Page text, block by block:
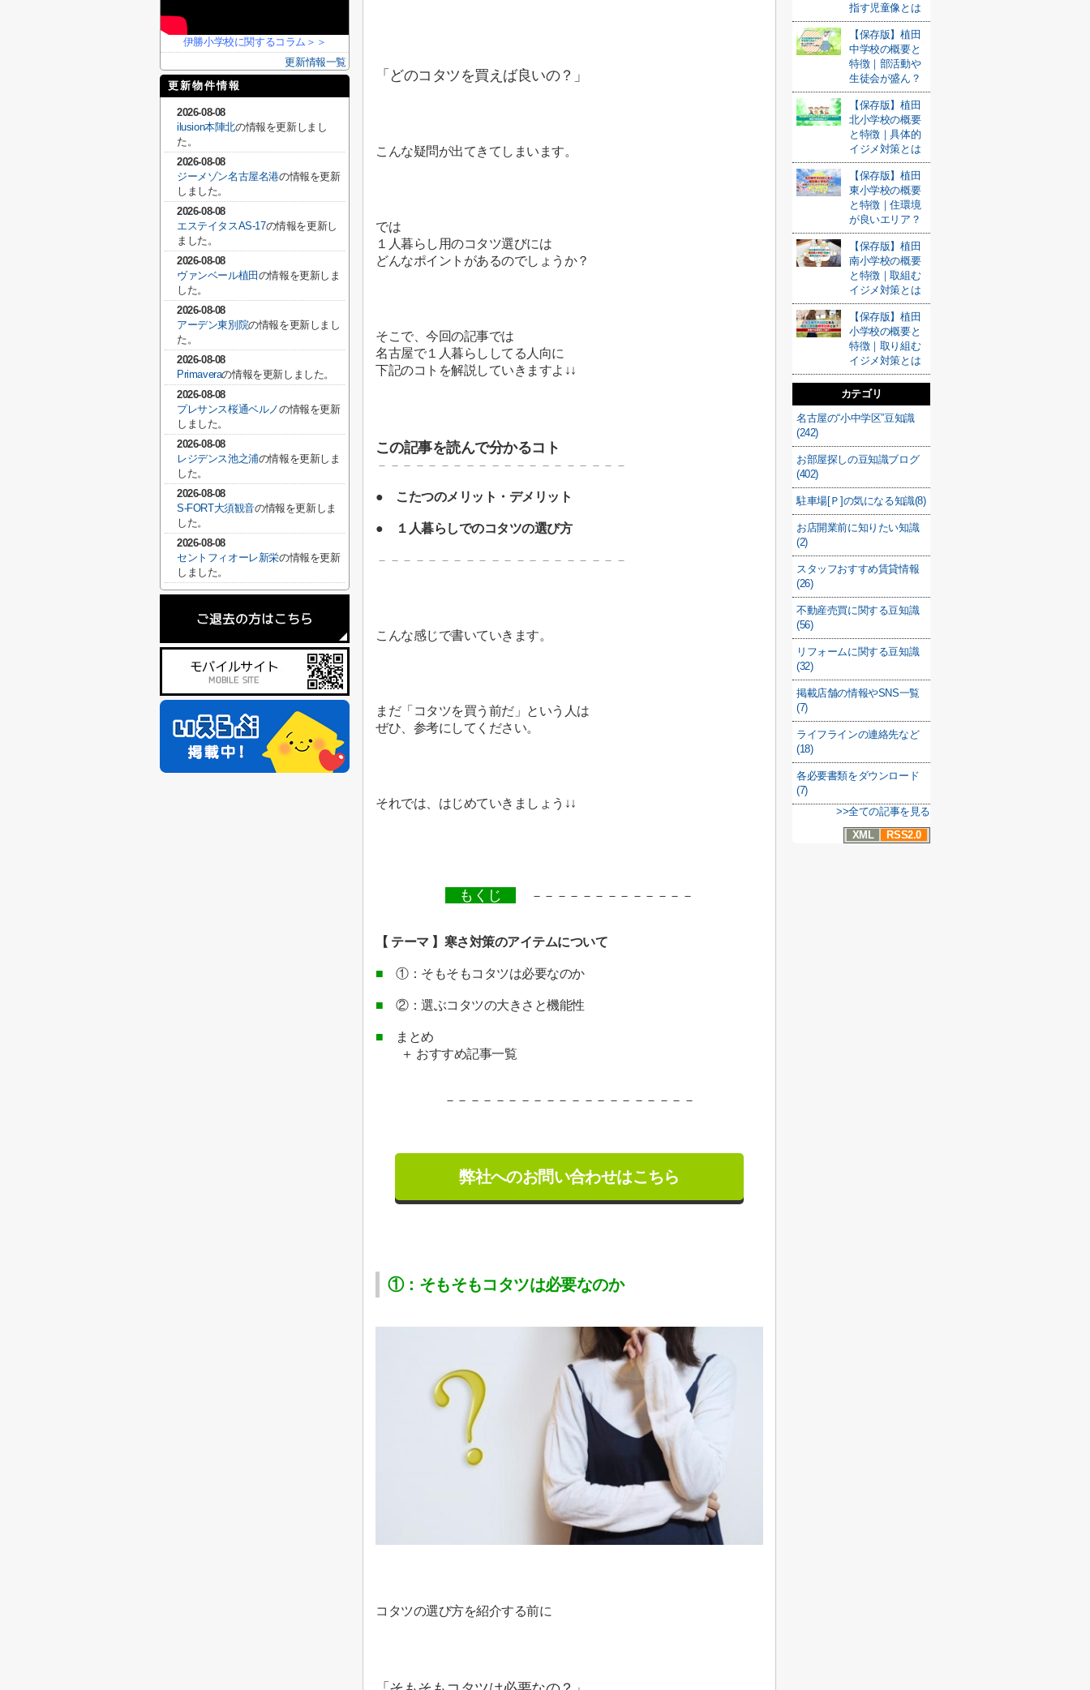
「どのコタツを買えば良いの？」
こんな疑問が出てきてしまいます。
では
１人暮らし用のコタツ選びには
どんなポイントがあるのでしょうか？
そこで、今回の記事では
名古屋で１人暮らししてる人向に
下記のコトを解説していきますよ↓↓
この記事を読んで分かるコト
－－－－－－－－－－－－－－－－－－－－
● こたつのメリット・デメリット
● １人暮らしでのコタツの選び方
－－－－－－－－－－－－－－－－－－－－
こんな感じで書いていきます。
まだ「コタツを買う前だ」という人は
ぜひ、参考にしてください。
それでは、はじめていきましょう↓↓
もくじ －－－－－－－－－－－－－
【 テーマ 】寒さ対策のアイテムについて
■ ①：そもそもコタツは必要なのか
■ ②：選ぶコタツの大きさと機能性
■ まとめ
＋ おすすめ記事一覧
－－－－－－－－－－－－－－－－－－－－
弊社へのお問い合わせはこちら
①：そもそもコタツは必要なのか
コタツの選び方を紹介する前に
指す児童像とは
【保存版】植田
中学校の概要と
特徴｜部活動や
生徒会が盛ん？
【保存版】植田
北小学校の概要
と特徴｜具体的
イジメ対策とは
【保存版】植田
東小学校の概要
と特徴｜住環境
が良いエリア？
【保存版】植田
南小学校の概要
と特徴｜取組む
イジメ対策とは
【保存版】植田
小学校の概要と
特徴｜取り組む
イジメ対策とは
カテゴリ
名古屋の“小中学区”豆知識
(242)
お部屋探しの豆知識ブログ
(402)
駐車場[Ｐ]の気になる知識(8)
お店開業前に知りたい知識
(2)
スタッフおすすめ賃貸情報
(26)
不動産売買に関する豆知識
(56)
リフォームに関する豆知識
(32)
掲載店舗の情報やSNS一覧
(7)
ライフラインの連絡先など
(18)
各必要書類をダウンロード
(7)
>>全ての記事を見る
XML
RSS2.0
伊勝小学校に関するコラム＞＞
更新情報一覧
更新物件情報
2026-08-08
ilusion本陣北の情報を更新しまし
た。
2026-08-08
ジーメゾン名古屋名港の情報を更新
しました。
2026-08-08
エステイタスAS-17の情報を更新し
ました。
2026-08-08
ヴァンベール植田 の情報を更新しま
した。
2026-08-08
アーデン東別院の情報を更新しまし
た。
2026-08-08
Primaveraの情報を更新しました。
2026-08-08
プレサンス桜通ベルノの情報を更新
しました。
2026-08-08
レジデンス池之浦の情報を更新しま
した。
2026-08-08
S-FORT大須観音の情報を更新しま
した。
2026-08-08
セントフィオーレ新栄の情報を更新
しました。